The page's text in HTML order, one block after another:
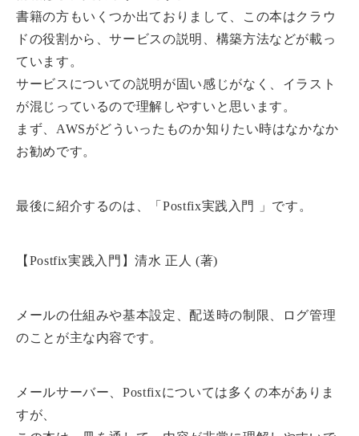
書籍の方もいくつか出ておりまして、この本はクラウ
ドの役割から、サービスの説明、構築方法などが載っ
ています。
サービスについての説明が固い感じがなく、イラスト
が混じっているので理解しやすいと思います。
まず、AWSがどういったものか知りたい時はなかなか
お勧めです。
最後に紹介するのは、「Postfix実践入門 」です。
【Postfix実践入門】清水 正人 (著)
メールの仕組みや基本設定、配送時の制限、ログ管理
のことが主な内容です。
メールサーバー、Postfixについては多くの本がありま
すが、